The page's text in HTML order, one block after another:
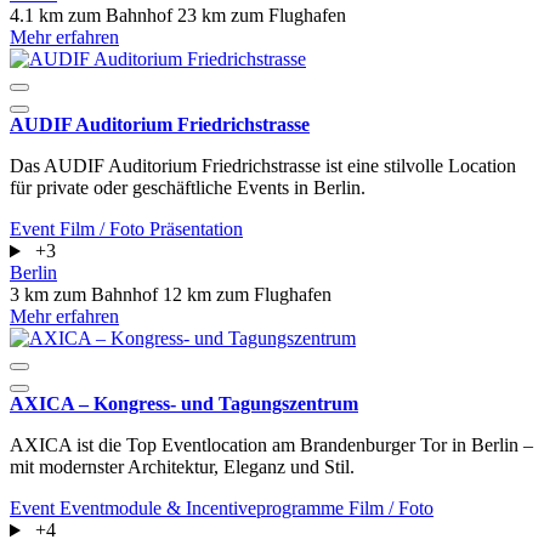
4.1 km zum Bahnhof 23 km zum Flughafen
Mehr erfahren
AUDIF Auditorium Friedrichstrasse
Das AUDIF Auditorium Friedrichstrasse ist eine stilvolle Location
für private oder geschäftliche Events in Berlin.
Event Film / Foto Präsentation
+3
Berlin
3 km zum Bahnhof 12 km zum Flughafen
Mehr erfahren
AXICA – Kongress- und Tagungszentrum
AXICA ist die Top Eventlocation am Brandenburger Tor in Berlin –
mit modernster Architektur, Eleganz und Stil.
Event Eventmodule & Incentiveprogramme Film / Foto
+4